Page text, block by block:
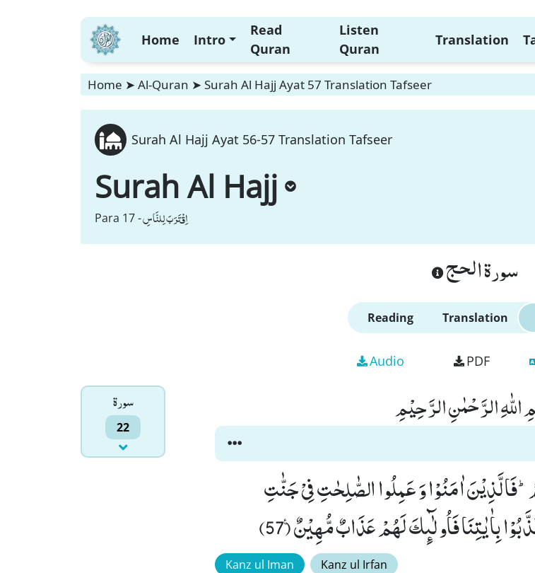
Home Intro
Read
Quran
Listen
Quran
Translation
Home ➤ Al-Quran ➤ Surah Al Hajj Ayat 57 Translation Tafseer
Surah Al Hajj Ayat 56-57 Translation Tafseer
Surah Al Hajj
Para 17 -اِقْتَرَبَ لِلنَّاسِ
سورة الحج
Reading Translation
Audio PDF
سورۃ
22
اللّٰهِ الرَّحْمٰنِ الرَّحِیْمِ
اٰمَنُوْا وَ عَمِلُوا الصّٰلِحٰتِ فِیْ جَنّٰتِ
Kanz ul Iman Kanz ul Irfan